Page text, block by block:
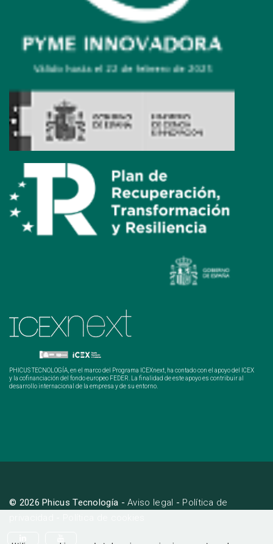
PHICUS TECNOLOGÍA, en el marco del Programa ICEXnext, ha contado con el apoyo del ICEX
y la cofinanciación del fondo europeo FEDER. La finalidad de este apoyo es contribuir al
desarrollo internacional de la empresa y de su entorno.
© 2026 Phicus Tecnología -Aviso legal - Política de